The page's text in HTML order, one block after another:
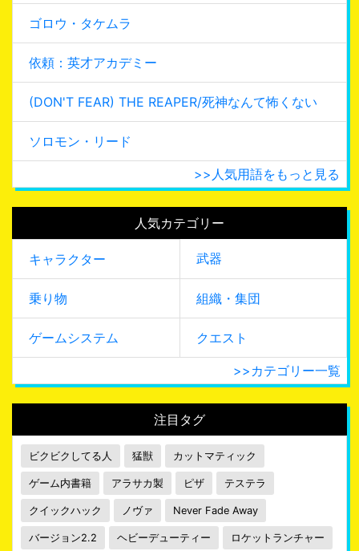
ゴロウ・タケムラ
依頼：英才アカデミー
(DON'T FEAR) THE REAPER/死神なんて怖くない
ソロモン・リード
>>人気用語をもっと見る
人気カテゴリー
キャラクター 武器
乗り物 組織・集団
ゲームシステム クエスト
>>カテゴリー一覧
注目タグ
ビクビクしてる人 猛獣 カットマティック
ゲーム内書籍 アラサカ製 ピザ テステラ
クイックハック ノヴァ Never Fade Away
バージョン2.2 ヘビーデューティー ロケットランチャー